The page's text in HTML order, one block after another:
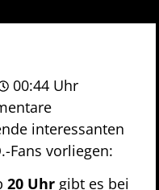
00:44 Uhr
interessanten
Fans vorliegen:
20 Uhr gibt es bei